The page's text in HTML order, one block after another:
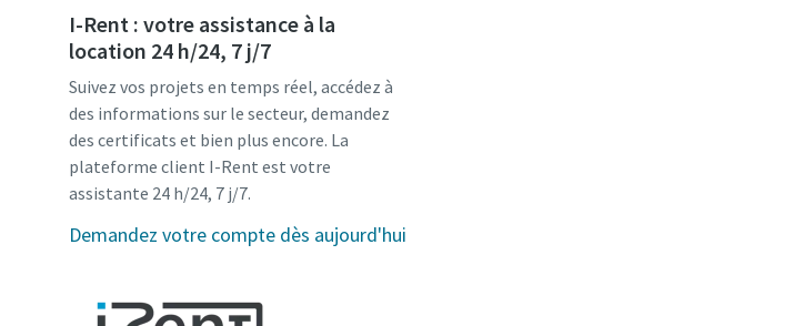
I-Rent : votre assistance à la
location 24 h/24, 7 j/7
Suivez vos projets en temps réel, accédez à
des informations sur le secteur, demandez
des certificats et bien plus encore. La
plateforme client I-Rent est votre
assistante 24 h/24, 7 j/7.
Demandez votre compte dès aujourd'hui